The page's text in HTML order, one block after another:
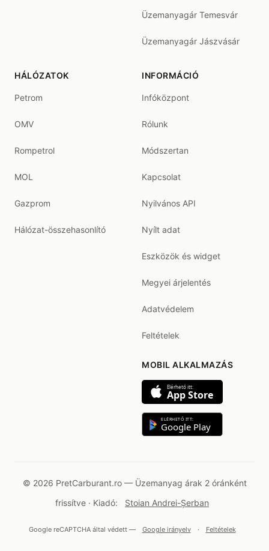
Üzemanyagár Temesvár
Üzemanyagár Jászvásár
HÁLÓZATOK
Petrom
OMV
Rompetrol
MOL
Gazprom
Hálózat-összehasonlító
INFORMÁCIÓ
Infóközpont
Rólunk
Módszertan
Kapcsolat
Nyilvános API
Nyílt adat
Eszközök és widget
Megyei árjelentés
Adatvédelem
Feltételek
MOBIL ALKALMAZÁS
Elérhető itt:
App Store
ELÉRHETŐ ITT:
Google Play
© 2026 PretCarburant.ro — Üzemanyag árak 2 óránként
frissítve · Kiadó:
Stoian Andrei-Șerban
Google reCAPTCHA által védett — Google irányelv · Feltételek